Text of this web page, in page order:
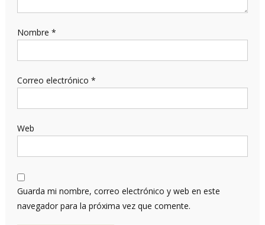
Nombre *
Correo electrónico *
Web
Guarda mi nombre, correo electrónico y web en este
navegador para la próxima vez que comente.